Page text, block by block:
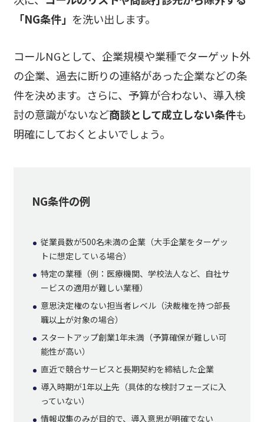
「NG条件」 を洗い出します。
コールNGとして、企業規模や業種でターゲット外
の企業、過去に断りの連絡があった企業などの条
件を決めます。さらに、予算が合わない、導入検
討の意識がないなど商談として成立しない条件も
明確にしておくとよいでしょう。
NG条件の例
従業員数が500名未満の企業（大手企業をターゲッ
トに想定している場合）
特定の業種（例：医療機関、学校法人など、自社サ
ービスの適用が難しい業種）
意思決定権のない担当者レベル（決裁権を持つ部長
職以上が対象の場合）
スタートアップ創業1年未満（予算確保が難しい可
能性が高い）
直近で競合サービスと長期契約を締結した企業
導入時期が1年以上先（具体的な検討フェーズに入
っていない）
情報収集のみが目的で、導入意思が明確でない